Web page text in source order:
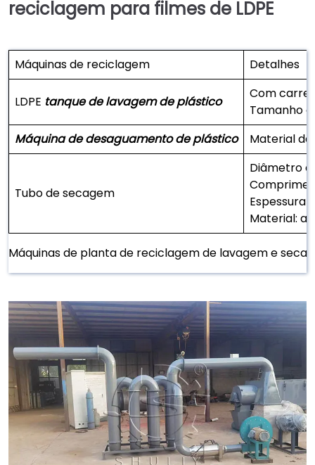
reciclagem para filmes de LDPE
Máquinas de reciclagem Detalhes
LDPE tanque de lavagem de plástico
Com
Tamanho
Máquina de desaguamento de plástico
Material
Tubo de secagem
Diâmetro
Espessura
Material:
Máquinas de planta de reciclagem de lavagem e